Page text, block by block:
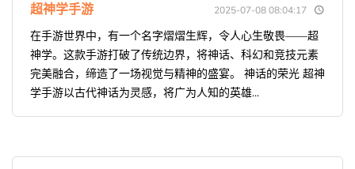
超神学手游 2025-07-08 08:04:17
在手游世界中，有一个名字熠熠生辉，令人心生敬畏——超
神学。这款手游打破了传统边界，将神话、科幻和竞技元素
完美融合，缔造了一场视觉与精神的盛宴。 神话的荣光 超神
学手游以古代神话为灵感，将广为人知的英雄...